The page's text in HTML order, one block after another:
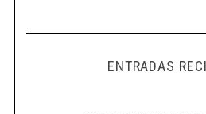
ENTRADAS